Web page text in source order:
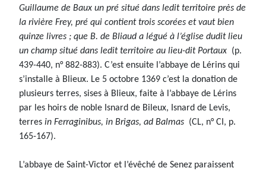
Guillaume de Baux un pré situé dans ledit territoire près de
la rivière Frey, pré qui contient trois scorées et vaut bien
quinze livres ; que B. de Bliaud a légué à l’église dudit lieu
un champ situé dans ledit territoire au lieu-dit Portaux (p.
439-440, n° 882-883). C’est ensuite l’abbaye de Lérins qui
s’installe à Blieux. Le 5 octobre 1369 c’est la donation de
plusieurs terres, sises à Blieux, faite à l’abbaye de Lérins
par les hoirs de noble Isnard de Bileux, Isnard de Levis,
terres in Ferraginibus, in Brigas, ad Balmas (CL, n° CI, p.
165-167).
L’abbaye de Saint-Victor et l’évêché de Senez paraissent